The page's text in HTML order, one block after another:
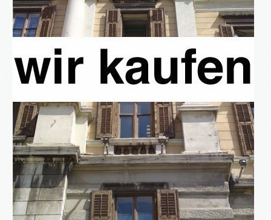
IMMOBILIEN - EIGENTÜMER
Dienstleistungen für Eigentümer von Immobilien
HAUSVERWALTUNG
Immobilie VERKAUFEN
Sie möchten eine denkmalgeschützte Immobilie
verkaufen?
Grundstück VERKAUFEN
Sie möchten ein Grundstück verkaufen?
Projekte
Alte Brauerei Moosburg
MietZentrale Immobilien
Hier finden Sie unsere aktuellen Mietobjekte
Blog